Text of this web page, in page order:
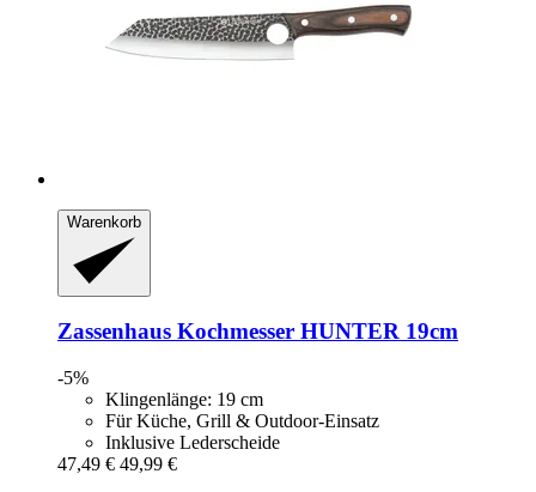
Warenkorb
Zassenhaus Kochmesser HUNTER 19cm
-5%
Klingenlänge: 19 cm
Für Küche, Grill & Outdoor-Einsatz
Inklusive Lederscheide
47,49 € 49,99 €